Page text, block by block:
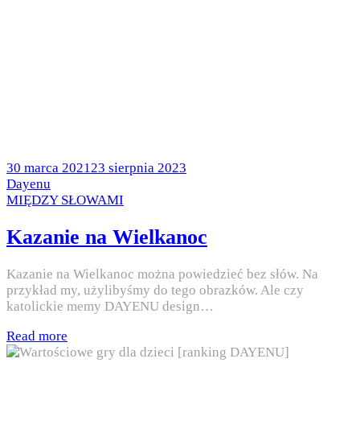
Posted
on
30 marca 2021 23 sierpnia 2023
by
Dayenu
Posted
MIĘDZY SŁOWAMI
Kazanie na Wielkanoc
Kazanie na Wielkanoc można powiedzieć bez słów. Na
przykład my, użylibyśmy do tego obrazków. Ale czy
katolickie memy DAYENU design…
Read more